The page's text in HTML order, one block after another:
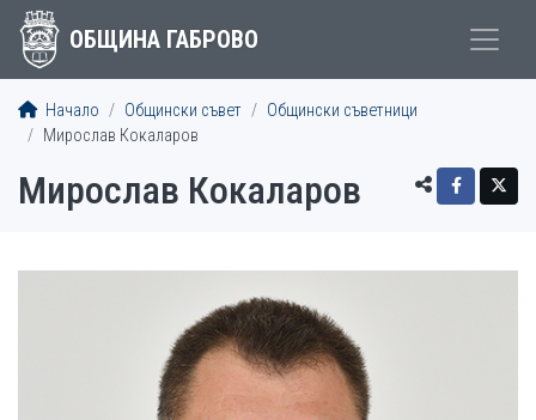
ОБЩИНА ГАБРОВО
Начало Общински съвет
Общински съветници
Мирослав Кокаларов
Мирослав Кокаларов